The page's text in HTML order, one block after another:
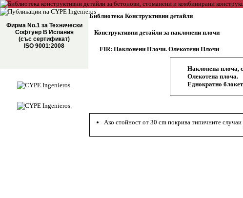
Фирма No.1 за Технически
Софтуер В Испания
(със сертификат)
ISO 9001:2008
Библиотека Конструктивни детайли
Конструктивни детайли за наклонени плочи
FIR: Наклонени Плочи. Олекотени Плочи
Наклонена плоча,
Олекотена плоча.
Еднократно
Ако стойност от 30 cm покрива типичните